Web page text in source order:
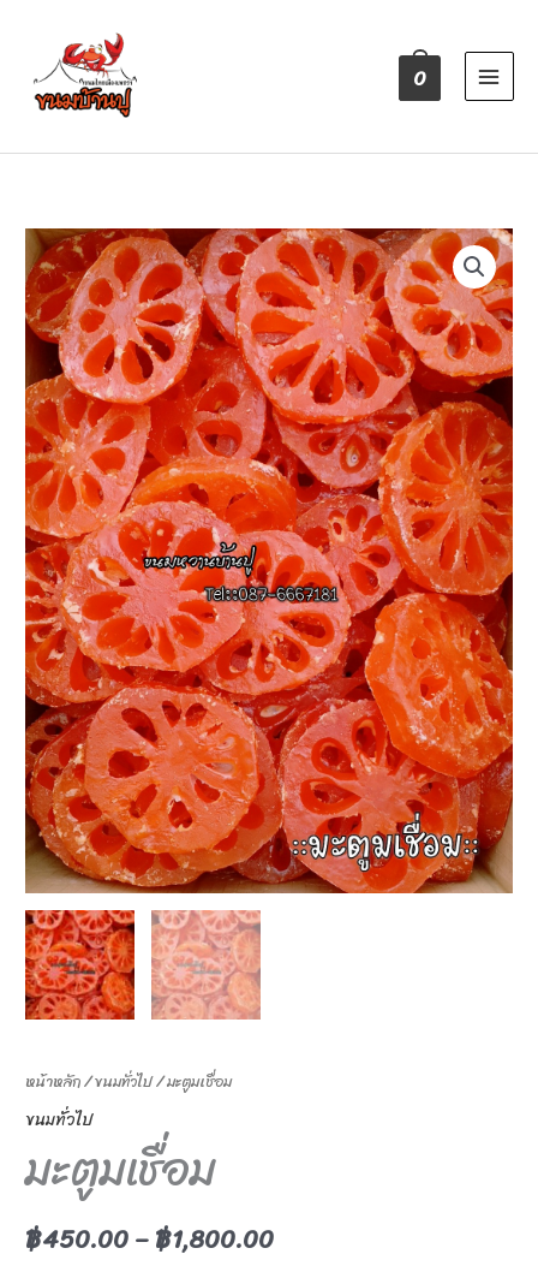
content
0
หน้าหลัก/ขนมทั่วไป/ มะตูมเชื่อม
ขนมทั่วไป
มะตูมเชื่อม
฿450.00–฿1,800.00
จำนวน
มะตูม
เชื่อม
ชิ้น